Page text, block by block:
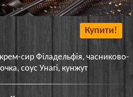
Купити!
сир Філадельфія, часниково-
соус Унагі, кунжут